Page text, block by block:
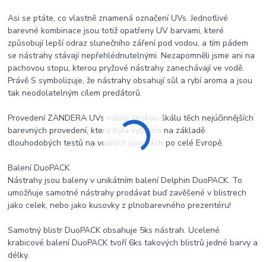
Asi se ptáte, co vlastně znamená označení UVs. Jednotlivé
barevné kombinace jsou totiž opatřeny UV barvami, které
způsobují lepší odraz slunečního záření pod vodou, a tím pádem
se nástrahy stávají nepřehlédnutelnými. Nezapomněli jsme ani na
pachovou stopu, kterou pryžové nástrahy zanechávají ve vodě.
Právě S symbolizuje, že nástrahy obsahují sůl a rybí aroma a jsou
tak neodolatelným cílem predátorů.
Provedení ZANDERA UVs nabízí širokou škálu těch nejúčinnějších
barevných provedení, která byla vybrána na základě
dlouhodobých testů na vodních plochách po celé Evropě.
Balení DuoPACK
Nástrahy jsou baleny v unikátním balení Delphin DuoPACK. To
umožňuje samotné nástrahy prodávat buď zavěšené v blistrech
jako celek, nebo jako kusovky z plnobarevného prezentéru!
Samotný blistr DuoPACK obsahuje 5ks nástrah. Ucelené
krabicové balení DuoPACK tvoří 6ks takových blistrů jedné barvy a
délky.